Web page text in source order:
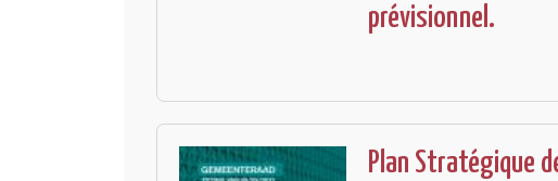
prévisionnel.
Plan Stratégique